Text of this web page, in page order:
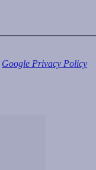
Google Privacy Policy